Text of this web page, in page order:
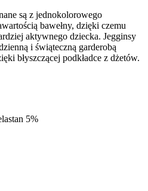
są z jednokolorowego
bawełny, dzięki czemu
aktywnego dziecka. Jegginsy
i świąteczną garderobą
błyszczącej podkładce z dżetów.
5%